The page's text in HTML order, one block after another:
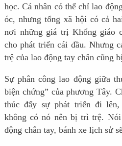
học. Cá nhân có thể chỉ lao
óc, nhưng tổng xã hội có cả
nơi những giá trị Khổng giáo
cho phát triển cái đầu. Nhưng
trệ của lao động tay chân cũng
Sự phân công lao động giữa
biện chứng” của phương Tây.
thúc đẩy sự phát triển đi
không có nó nên bị trì trệ.
động chân tay, bánh xe lịch sử